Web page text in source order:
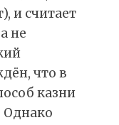
и считает
не
что в
казни
Однако